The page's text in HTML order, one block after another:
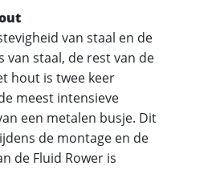
van staal en de
staal, de rest van de
hout is twee keer
meest intensieve
een metalen busje. Dit
de montage en de
de Fluid Rower is